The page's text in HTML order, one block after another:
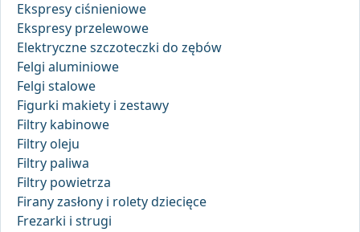
Ekspresy ciśnieniowe
Ekspresy przelewowe
Elektryczne szczoteczki do zębów
Felgi aluminiowe
Felgi stalowe
Figurki makiety i zestawy
Filtry kabinowe
Filtry oleju
Filtry paliwa
Filtry powietrza
Firany zasłony i rolety dziecięce
Frezarki i strugi